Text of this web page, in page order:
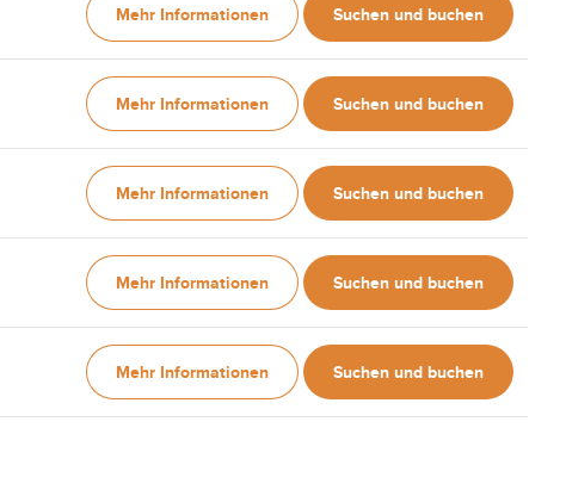
Mehr Informationen Suchen und buchen
Mehr Informationen Suchen und buchen
Mehr Informationen Suchen und buchen
Mehr Informationen Suchen und buchen
Mehr Informationen Suchen und buchen